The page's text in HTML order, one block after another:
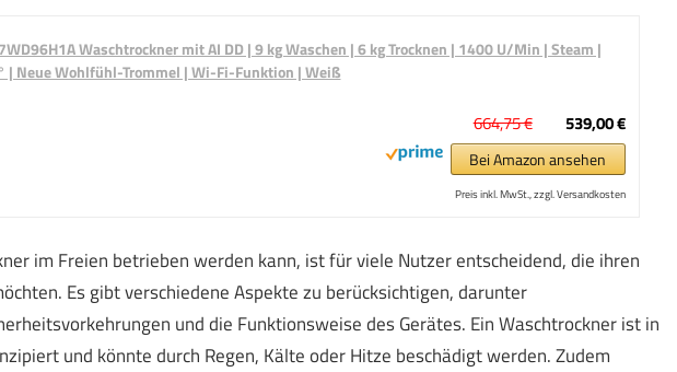
Waschtrockner mit AI DD | 9 kg Waschen | 6 kg Trocknen | 1400 U/Min | Steam |
| Neue Wohlfühl-Trommel | Wi-Fi-Funktion | Weiß
539,00 €
664,75 €
Bei Amazon ansehen
Preis inkl. MwSt., zzgl. Versandkosten
im Freien betrieben werden kann, ist für viele Nutzer entscheidend, die ihren
Es gibt verschiedene Aspekte zu berücksichtigen, darunter
und die Funktionsweise des Gerätes. Ein Waschtrockner ist in
und könnte durch Regen, Kälte oder Hitze beschädigt werden. Zudem